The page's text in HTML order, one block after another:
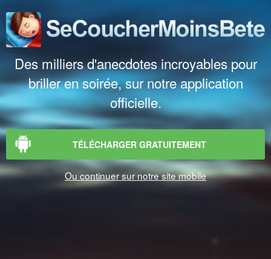
Des milliers d'anecdotes incroyables pour
briller en soirée, sur notre application
officielle.
TÉLÉCHARGER GRATUITEMENT
Ou continuer sur notre site mobile